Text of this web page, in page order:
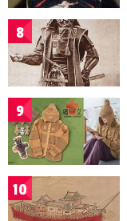
8
9
10